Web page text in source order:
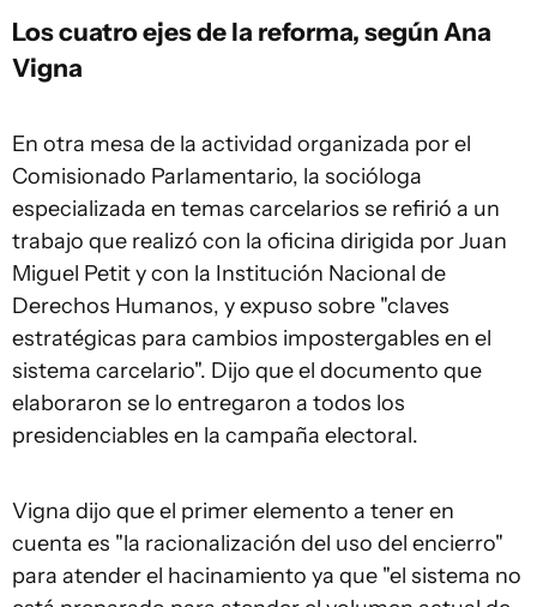
Los cuatro ejes de la reforma, según Ana
Vigna
En otra mesa de la actividad organizada por el
Comisionado Parlamentario, la socióloga
especializada en temas carcelarios se refirió a un
trabajo que realizó con la oficina dirigida por Juan
Miguel Petit y con la Institución Nacional de
Derechos Humanos, y expuso sobre "claves
estratégicas para cambios impostergables en el
sistema carcelario". Dijo que el documento que
elaboraron se lo entregaron a todos los
presidenciables en la campaña electoral.
Vigna dijo que el primer elemento a tener en
cuenta es "la racionalización del uso del encierro"
para atender el hacinamiento ya que "el sistema no